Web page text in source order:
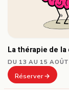
La thérapie de
DU 13 AU 15 AOÛT
Réserver